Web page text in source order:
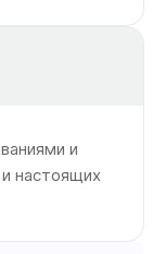
и
настоящих